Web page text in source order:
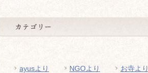
ayusより NGOより お寺より